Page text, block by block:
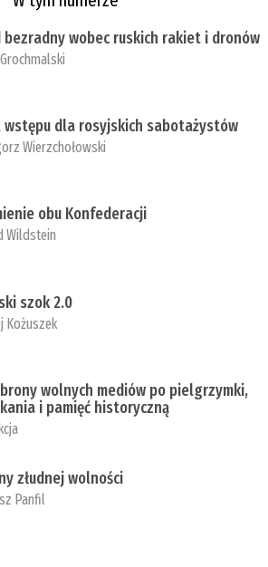
bezradny wobec ruskich rakiet i dronów
wstępu dla rosyjskich sabotażystów
Wierzchołowski
obu Konfederacji
Wildstein
szok 2.0
Kożuszek
wolnych mediów po pielgrzymki,
i pamięć historyczną
złudnej wolności
Panfil